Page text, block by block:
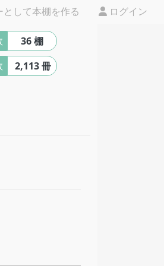
して本棚を作る ログイン
36 棚
2,113 冊